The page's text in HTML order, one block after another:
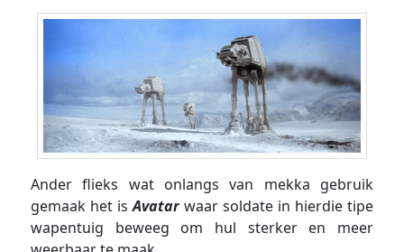
Ander flieks wat onlangs van mekka gebruik
gemaak het isAvatar waar soldate in hierdie tipe
wapentuig beweeg om hul sterker en meer